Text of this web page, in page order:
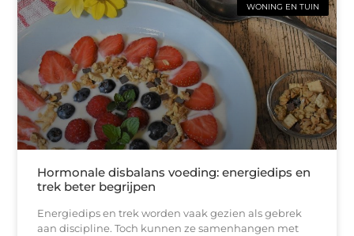
WONING EN TUIN
Hormonale disbalans voeding: energiedips en
trek beter begrijpen
Energiedips en trek worden vaak gezien als gebrek
aan discipline. Toch kunnen ze samenhangen met